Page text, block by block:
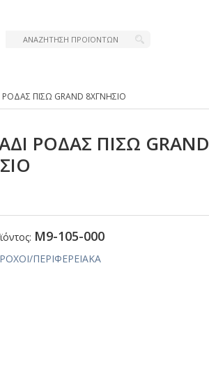
ΠΙΣΩ GRΑΝD 8ΧΓΝΗΣΙΟ
ΡΟΔΑΣ ΠΙΣΩ GRΑΝD
Μ9-105-000
ΠΕΡΙΦΕΡΕΙΑΚΑ